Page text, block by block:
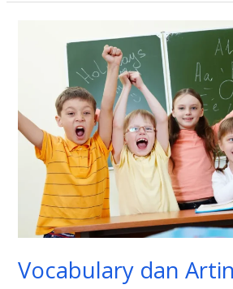
Vocabulary dan
Kosakata
Emosi
dalam
Bahasa
Inggris
yang
Diketahui